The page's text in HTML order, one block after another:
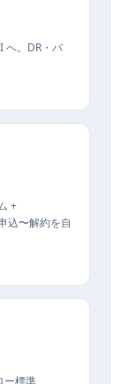
へ。DR・バ
+
込〜解約を自
ー標準